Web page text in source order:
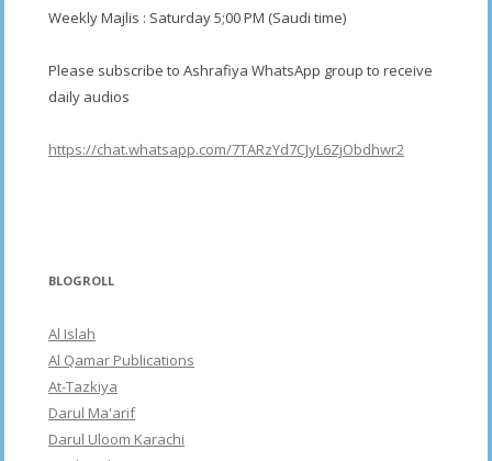
Weekly Majlis : Saturday 5;00 PM (Saudi time)
Please subscribe to Ashrafiya WhatsApp group to receive
daily audios
https://chat.whatsapp.com/7TARzYd7CJyL6ZjObdhwr2
BLOGROLL
Al Islah
Al Qamar Publications
At-Tazkiya
Darul Ma'arif
Darul Uloom Karachi